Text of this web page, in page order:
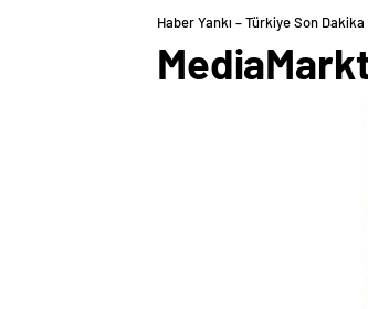
Haber Yankı – Türkiye Son